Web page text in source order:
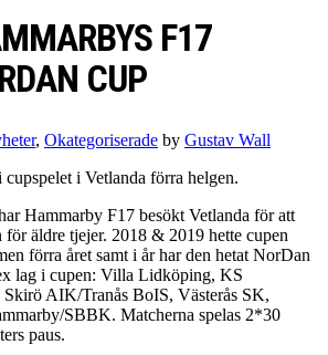
F17
CUP
, Okategoriserade by Gustav Wall
i Vetlanda förra helgen.
Hammarby F17 besökt Vetlanda för att
för äldre tjejer. 2018 & 2019 hette cupen
förra året samt i år har den hetat NorDan
lag i cupen: Villa Lidköping, KS
AIK/Tranås BoIS, Västerås SK,
SBBK. Matcherna spelas 2*30
paus.